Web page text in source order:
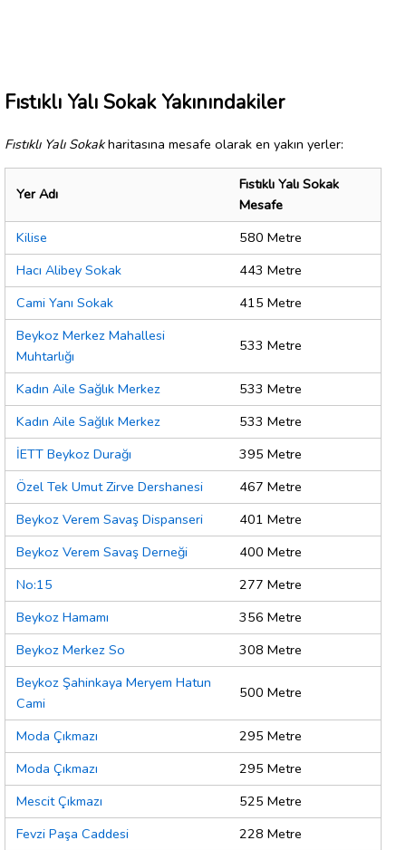
Fıstıklı Yalı Sokak Yakınındakiler
Fıstıklı Yalı Sokakharitasına mesafe olarak en yakın yerler:
Yer Adı
Fıstıklı Yalı Sokak
Mesafe
Kilise
580 Metre
Hacı Alibey Sokak
443 Metre
Cami Yanı Sokak
415 Metre
Beykoz Merkez Mahallesi
Muhtarlığı
533 Metre
Kadın Aile Sağlık Merkez
533 Metre
Kadın Aile Sağlık Merkez
533 Metre
İETT Beykoz Durağı
395 Metre
Özel Tek Umut Zirve Dershanesi
467 Metre
Beykoz Verem Savaş Dispanseri
401 Metre
Beykoz Verem Savaş Derneği
400 Metre
No:15
277 Metre
Beykoz Hamamı
356 Metre
Beykoz Merkez So
308 Metre
Beykoz Şahinkaya Meryem Hatun
Cami
500 Metre
Moda Çıkmazı
295 Metre
Moda Çıkmazı
295 Metre
Mescit Çıkmazı
525 Metre
Fevzi Paşa Caddesi
228 Metre